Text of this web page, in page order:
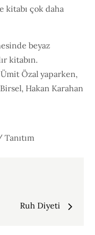
kitabı çok daha
beyaz
kitabın.
Özal yaparken,
Hakan Karahan
Ruh Diyeti